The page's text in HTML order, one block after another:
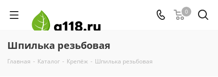
0
Шпилька резьбовая
Главная - Каталог - Крепёж - Шпилька резьбовая